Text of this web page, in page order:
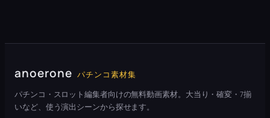
anoerone パチンコ素材集
パチンコ・スロット編集者向けの無料動画素材。大当り・確変・7揃
いなど、使う演出シーンから探せます。